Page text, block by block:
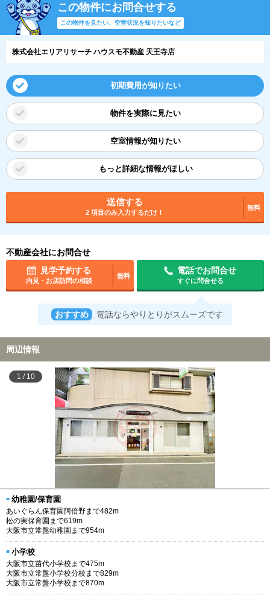
この物件にお問合せする
この物件を見たい、空室状況を知りたいなど
株式会社エリアリサーチ ハウスモ不動産 天王寺店
初期費用が知りたい
物件を実際に見たい
空室情報が知りたい
もっと詳細な情報がほしい
送信する
2 項目のみ入力するだけ！
無料
不動産会社にお問合せ
見学予約する
内見・お店訪問の相談
無料
電話でお問合せ
すぐに問合せる
おすすめ 電話ならやりとりがスムーズです
周辺情報
1 / 10
幼稚園/保育園
あいぐらん保育園阿倍野まで482m
松の実保育園まで619m
大阪市立常盤幼稚園まで954m
小学校
大阪市立苗代小学校まで475m
大阪市立常盤小学校分校まで829m
大阪市立常盤小学校まで870m